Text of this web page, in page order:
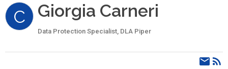
C Giorgia Carneri
Data Protection Specialist, DLA Piper